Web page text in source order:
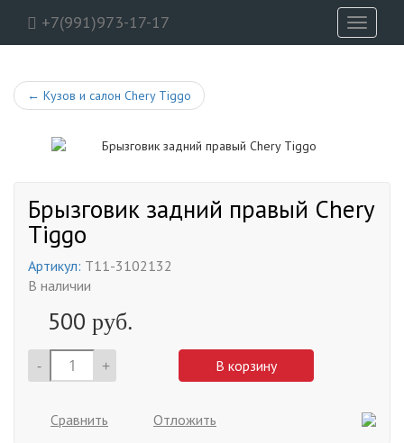
+7(991)973-17-17
Toggle
← Кузов и салон Chery Tiggo
Брызговик задний правый Chery
Tiggo
Артикул: T11-3102132
В наличии
500 руб.
- + В корзину
Сравнить Отложить